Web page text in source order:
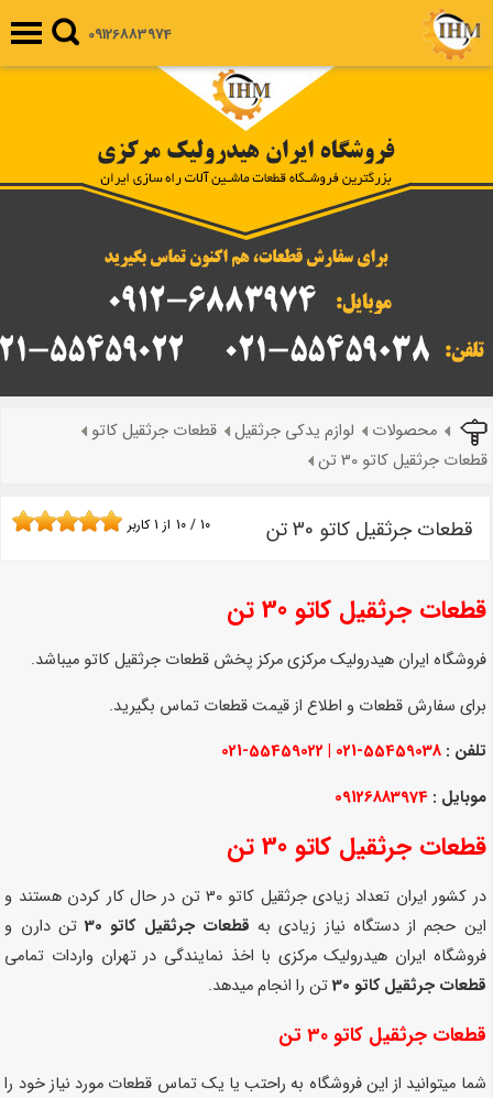
09126883974
محصولات لوازم یدکی جرثقیل
قطعات جرثقیل کاتو
قطعات جرثقیل کاتو 30 تن
قطعات جرثقیل کاتو 30 تن 10 / 10 از 1کاربر
قطعات جرثقیل کاتو 30 تن
فروشگاه ایران هیدرولیک مرکزی مرکز پخش قطعات جرثقیل کاتو میباشد.
برای سفارش قطعات و اطلاع از قیمت قطعات تماس بگیرید.
تلفن :55459038-021 | 55459022-021
موبایل :09126883974
قطعات جرثقیل کاتو 30 تن
در کشور ایران تعداد زیادی جرثقیل کاتو 30 تن در حال کار کردن هستند و
این حجم از دستگاه نیاز زیادی به قطعات جرثقیل کاتو 30
تن دارن و
فروشگاه ایران هیدرولیک مرکزی با اخذ نمایندگی در تهران واردات تمامی
قطعات جرثقیل کاتو 30
تن را انجام میدهد.
قطعات جرثقیل کاتو 30 تن
شما میتوانید از این فروشگاه به راحتب یا یک تماس قطعات مورد نیاز خود را